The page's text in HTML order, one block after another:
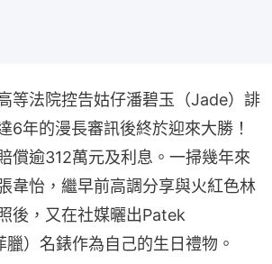
等法院控告姑仔潘碧玉（Jade）誹
6年的漫長審訊後終於迎來大勝！
償逾312萬元及利息。一掃幾年來
韋怡，繼早前高調分享與火紅色林
後，又在社媒曬出Patek
）名錶作為自己的生日禮物。